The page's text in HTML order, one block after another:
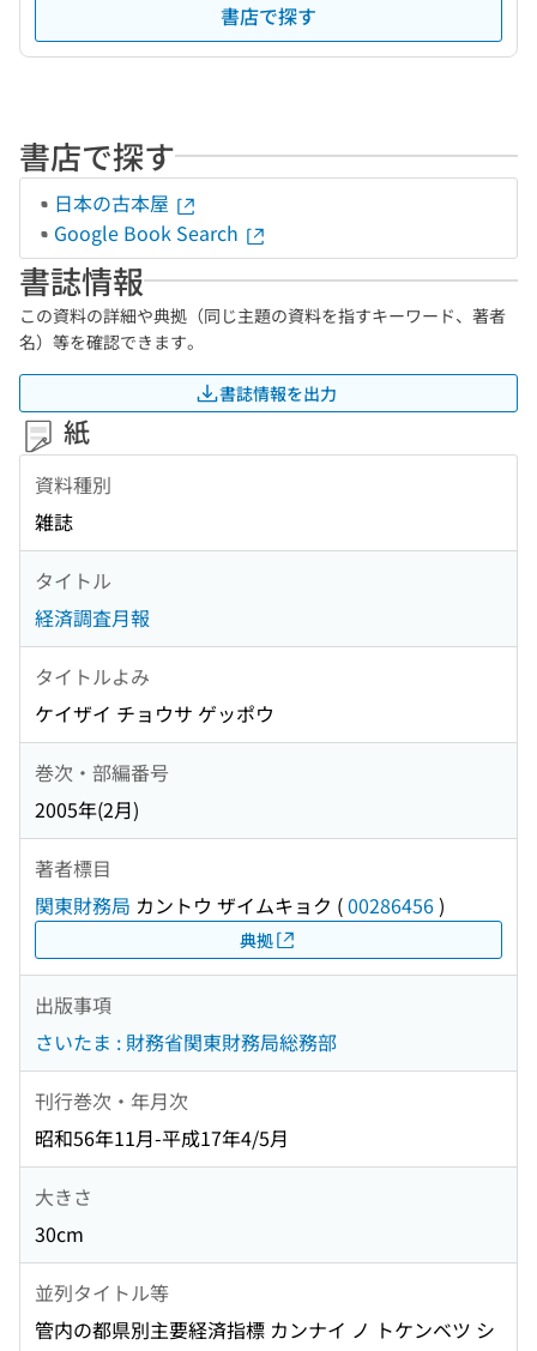
書店で探す
書店で探す
日本の古本屋
Google Book Search
書誌情報
この資料の詳細や典拠（同じ主題の資料を指すキーワード、著者
名）等を確認できます。
書誌情報を出力
紙
資料種別
雑誌
タイトル
経済調査月報
タイトルよみ
ケイザイ チョウサ ゲッポウ
巻次・部編番号
2005年(2月)
著者標目
関東財務局 カントウ ザイムキョク (00286456)
典拠
出版事項
さいたま : 財務省関東財務局総務部
刊行巻次・年月次
昭和56年11月-平成17年4/5月
大きさ
30cm
並列タイトル等
管内の都県別主要経済指標 カンナイ ノ トケンベツ シ